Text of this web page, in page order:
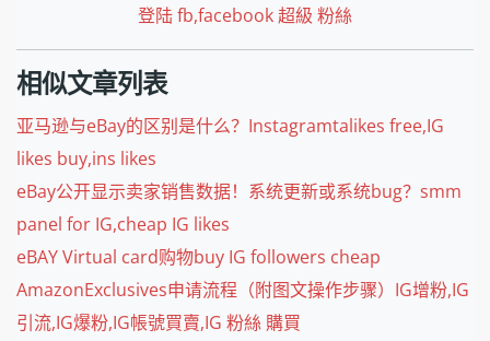
登陆 fb,facebook 超級 粉絲
相似文章列表
亚马逊与eBay的区别是什么？Instagramtalikes free,IG
likes buy,ins likes
eBay公开显示卖家销售数据！系统更新或系统bug？smm
panel for IG,cheap IG likes
eBAY Virtual card购物buy IG followers cheap
AmazonExclusives申请流程（附图文操作步骤）IG增粉,IG
引流,IG爆粉,IG帳號買賣,IG 粉絲 購買